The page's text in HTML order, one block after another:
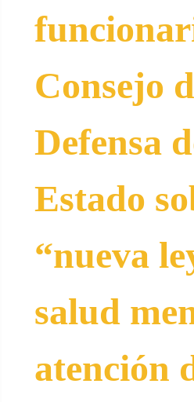
Consejo
Defensa
Estado
“nueva
salud
atención